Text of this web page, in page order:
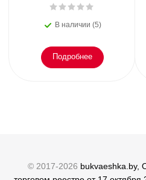
коробка
В наличии (5)
Подробнее
© 2017-2026